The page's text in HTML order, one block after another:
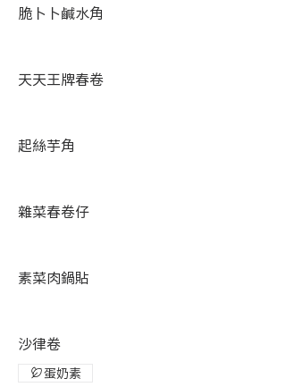
脆卜卜鹹水角
天天王牌春卷
起絲芋角
雜菜春卷仔
素菜肉鍋貼
沙律卷
蛋奶素